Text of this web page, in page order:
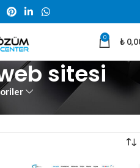
0 ₺
sitesi
olarak etiketlendi